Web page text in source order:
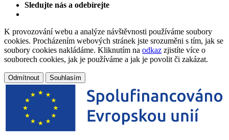
Sledujte nás a odebírejte
K provozování webu a analýze návštěvnosti používáme soubory
cookies. Procházením webových stránek jste srozuměni s tím, jak se
soubory cookies nakládáme. Kliknutím na odkaz zjistíte více o
souborech cookies, jak je používáme a jak je povolit či zakázat.
Odmítnout Souhlasím